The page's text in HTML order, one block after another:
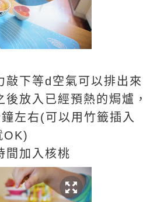
下等d空氣可以排出來
放入已經預熱的焗爐，
左右(可以用竹籤插入
OK)
間加入核桃